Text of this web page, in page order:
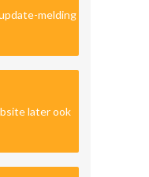
melding
later ook